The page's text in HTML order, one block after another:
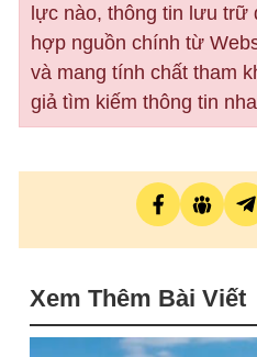
lực nào, thông tin lưu trữ
hợp nguồn chính từ
và mang tính chất tham
giả tìm kiếm thông tin
Xem Thêm Bài Viết